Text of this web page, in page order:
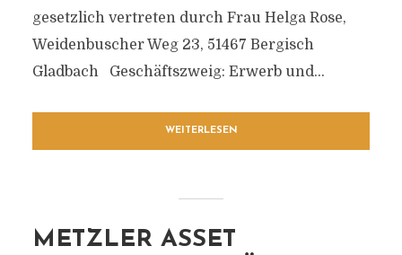
gesetzlich vertreten durch Frau Helga Rose,
Weidenbuscher Weg 23, 51467 Bergisch
Gladbach Geschäftszweig: Erwerb und...
WEITERLESEN
METZLER ASSET